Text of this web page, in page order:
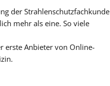
der Strahlenschutzfachkunde
mehr als eine. So viele
erste Anbieter von Online-